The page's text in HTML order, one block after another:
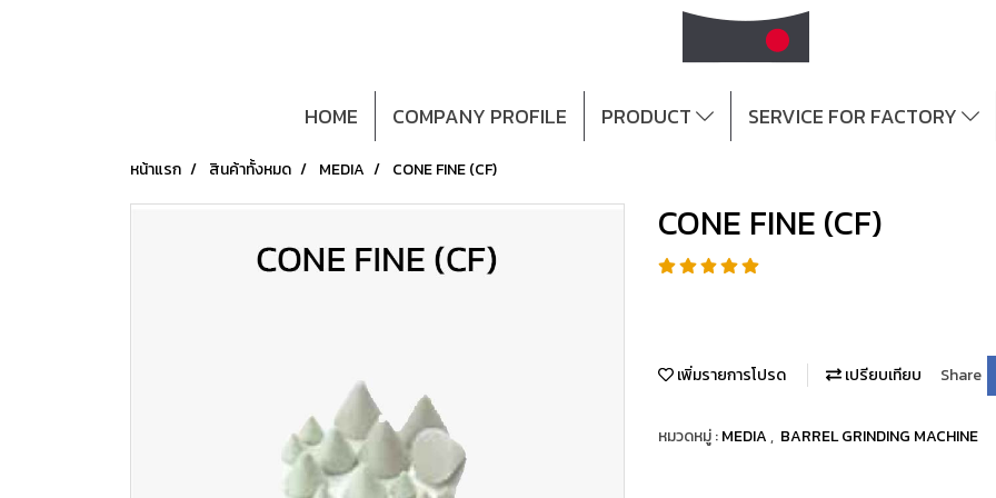
HOME COMPANY PROFILE PRODUCT SERVICE FOR FACTORY
หน้าแรก สินค้าทั้งหมด MEDIA CONE FINE (CF)
CONE FINE (CF)
เพิ่มรายการโปรด เปรียบเทียบ Share
หมวดหมู่ :MEDIA, BARREL GRINDING MACHINE